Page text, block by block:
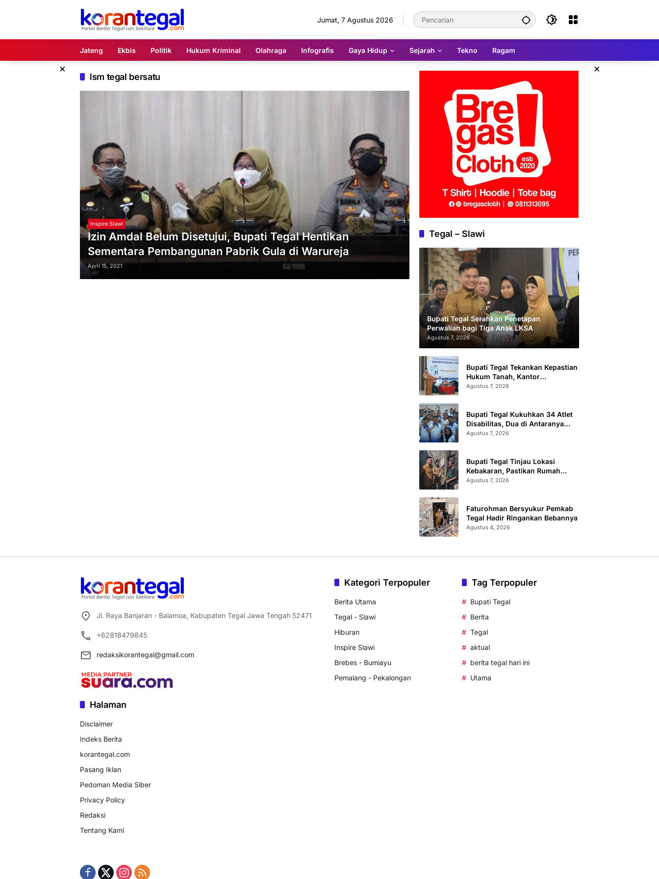
Jumat, 7 Agustus 2026
Jateng Ekbis Politik Hukum Kriminal Olahraga Infografis Gaya Hidup Sejarah Tekno Ragam
× ×
lsm tegal bersatu
Inspire Slawi
Izin Amdal Belum Disetujui, Bupati Tegal Hentikan
Sementara Pembangunan Pabrik Gula di Warureja
April 15, 2021
Tegal – Slawi
Bupati Tegal Serahkan Penetapan
Perwalian bagi Tiga Anak LKSA
Agustus 7, 2026
Bupati Tegal Tekankan Kepastian
Hukum Tanah, Kantor
Pertanahan Catat 296.869
Agustus 7, 2026
Bupati Tegal Kukuhkan 34 Atlet
Disabilitas, Dua di Antaranya
Berlaga di Level Dunia
Agustus 7, 2026
Bupati Tegal Tinjau Lokasi
Kebakaran, Pastikan Rumah
Korban Diperbaiki
Agustus 7, 2026
Faturohman Bersyukur Pemkab
Tegal Hadir Ringankan Bebannya
Agustus 4, 2026
Jl. Raya Banjaran - Balamoa, Kabupaten Tegal Jawa Tengah 52471
+62818479845
redaksikorantegal@gmail.com
Halaman
Disclaimer
Indeks Berita
korantegal.com
Pasang Iklan
Pedoman Media Siber
Privacy Policy
Redaksi
Tentang Kami
Kategori Terpopuler
Berita Utama
Tegal - Slawi
Hiburan
Inspire Slawi
Brebes - Bumiayu
Pemalang - Pekalongan
Tag Terpopuler
Bupati Tegal
Berita
Tegal
aktual
berita tegal hari ini
Utama